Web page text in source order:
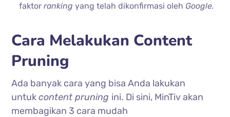
faktorrankingyang telah dikonfirmasi oleh Google.
Cara Melakukan Content
Pruning
Ada banyak cara yang bisa Anda lakukan
untukcontent pruning ini. Di sini, MinTiv akan
membagikan 3 cara mudah